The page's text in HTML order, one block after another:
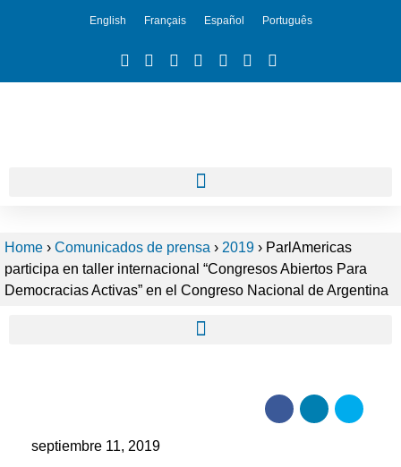
English Français Español Português
Home › Comunicados de prensa › 2019 › ParlAmericas
participa en taller internacional “Congresos Abiertos Para
Democracias Activas” en el Congreso Nacional de Argentina
septiembre 11, 2019